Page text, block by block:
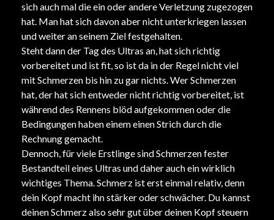
sich auch mal die ein oder andere Verletzung zugezogen
hat. Man hat sich davon aber nicht unterkriegen lassen
und weiter an seinem Ziel festgehalten.
Steht dann der Tag des Ultras an, hat sich richtig
vorbereitet und ist fit, so ist da in der Regel nicht viel
mit Schmerzen bis hin zu gar nichts. Wer Schmerzen
hat, der hat sich entweder nicht richtig vorbereitet, ist
während des Rennens blöd aufgekommen oder die
Bedingungen haben einem einen Strich durch die
Rechnung gemacht.
Dennoch, für viele Erstlinge sind Schmerzen fester
Bestandteil eines Ultras und daher auch ein wirklich
wichtiges Thema. Schmerz ist erst einmal relativ, denn
dein Kopf macht ihn stärker oder schwächer. Du kannst
deinen Schmerz also sehr gut über deinen Kopf steuern